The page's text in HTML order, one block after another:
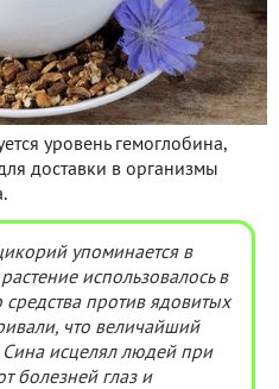
уровень гемоглобина,
доставки в организмы
упоминается в
использовалось в
средства против ядовитых
что величайший
исцелял людей при
болезней глаз и